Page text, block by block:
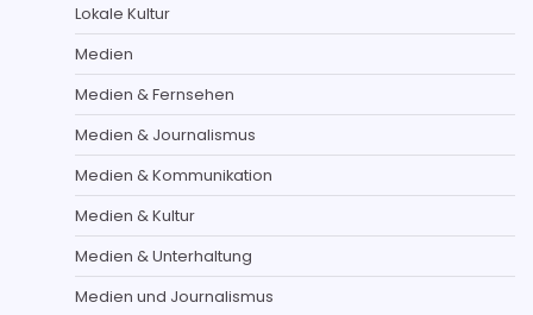
Lokale Kultur
Medien
Medien & Fernsehen
Medien & Journalismus
Medien & Kommunikation
Medien & Kultur
Medien & Unterhaltung
Medien und Journalismus